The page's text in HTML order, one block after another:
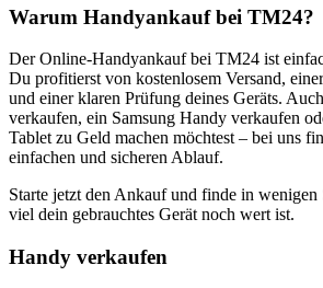
Warum Handyankauf bei TM24?
Der Online-Handyankauf bei TM24 ist
Du profitierst von kostenlosem Versand,
und einer klaren Prüfung deines Geräts.
verkaufen, ein Samsung Handy verkaufen
Tablet zu Geld machen möchtest – bei uns
einfachen und sicheren Ablauf.
Starte jetzt den Ankauf und finde in wenigen
viel dein gebrauchtes Gerät noch wert ist.
Handy verkaufen